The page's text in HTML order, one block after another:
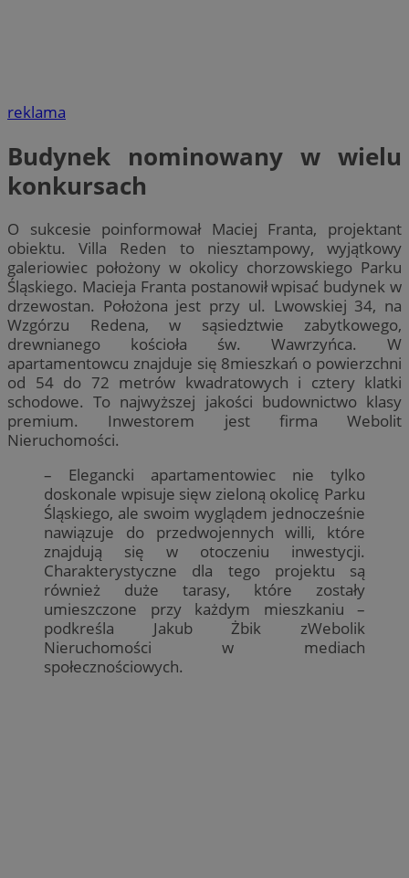
reklama
Budynek nominowany w wielu
konkursach
O sukcesie poinformował Maciej Franta, projektant
obiektu. Villa Reden to niesztampowy, wyjątkowy
galeriowiec położony w okolicy chorzowskiego Parku
Śląskiego. Macieja Franta postanowił wpisać budynek w
drzewostan. Położona jest przy ul. Lwowskiej 34, na
Wzgórzu Redena, w sąsiedztwie zabytkowego,
drewnianego kościoła św. Wawrzyńca. W
apartamentowcu znajduje się 8mieszkań o powierzchni
od 54 do 72 metrów kwadratowych i cztery klatki
schodowe. To najwyższej jakości budownictwo klasy
premium. Inwestorem jest firma Webolit
Nieruchomości.
– Elegancki apartamentowiec nie tylko
doskonale wpisuje sięw zieloną okolicę Parku
Śląskiego, ale swoim wyglądem jednocześnie
nawiązuje do przedwojennych willi, które
znajdują się w otoczeniu inwestycji.
Charakterystyczne dla tego projektu są
również duże tarasy, które zostały
umieszczone przy każdym mieszkaniu –
podkreśla Jakub Żbik zWebolik
Nieruchomości w mediach
społecznościowych.